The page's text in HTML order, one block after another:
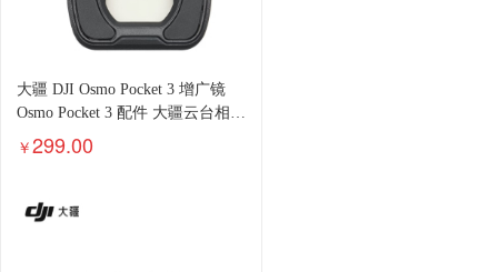
大疆 DJI Osmo Pocket 3 增广镜
Osmo Pocket 3 配件 大疆云台相机
配件
￥299.00